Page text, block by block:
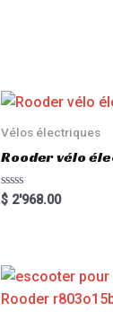
Vélos électriques
Rooder vélo
R
a
o
u
t
o
$2'968.00